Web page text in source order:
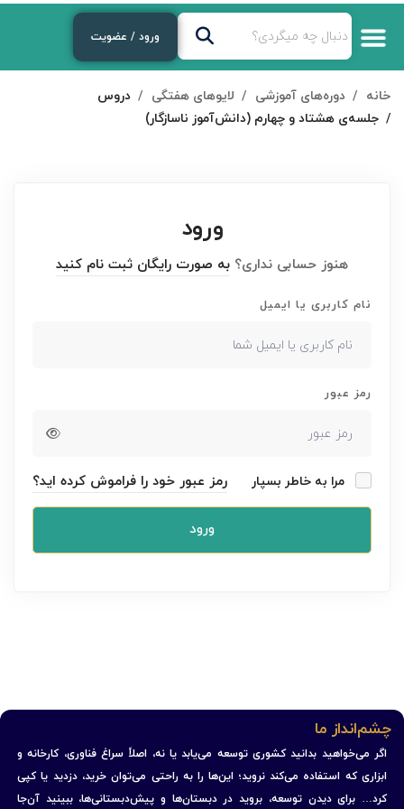
ورود / عضویت
خانه دوره‌های آموزشی لایوهای هفتگی
دروس
جلسه‌ی هشتاد و چهارم (دانش‌آموز ناسازگار)
ورود
هنوز حسابی نداری؟ به صورت رایگان ثبت نام کنید
نام کاربری یا ایمیل
رمز عبور
مرا به خاطر بسپار رمز عبور خود را فراموش کرده اید؟
ورود
چشم‌انداز ما
اگر می‌خواهید بدانید کشوری توسعه می‌یابد یا نه، اصلاً سراغ فناوری، کارخانه و
ابزاری که استفاده می‌کند نروید؛ این‌ها را به راحتی می‌توان خرید، دزدید یا کپی
کرد… برای دیدن توسعه، بروید در دبستان‌ها و پیش‌دبستانی‌ها، ببینید آن‌جا